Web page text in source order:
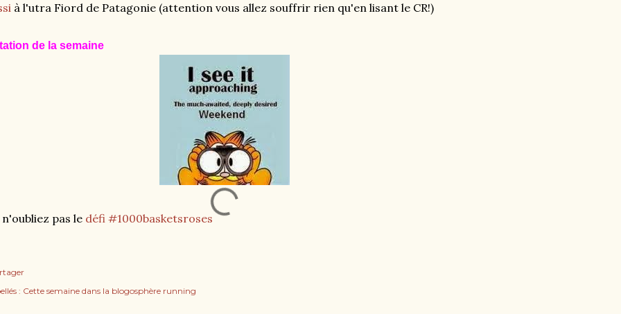
à l'utra Fiord de Patagonie (attention vous allez souffrir rien qu'en lisant le CR!)
de la semaine
pas le défi #1000basketsroses
: Cette semaine dans la blogosphère running